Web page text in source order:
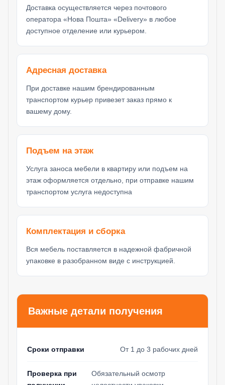
Доставка осуществляется через почтового
оператора «Нова Пошта» «Delivery» в любое
доступное отделение или курьером.
Адресная доставка
При доставке нашим брендированным
транспортом курьер привезет заказ прямо к
вашему дому.
Подъем на этаж
Услуга заноса мебели в квартиру или подъем на
этаж оформляется отдельно, при отправке нашим
транспортом услуга недоступна
Комплектация и сборка
Вся мебель поставляется в надежной фабричной
упаковке в разобранном виде с инструкцией.
Важные детали получения
Сроки отправки От 1 до 3 рабочих дней
Проверка при
Обязательный осмотр